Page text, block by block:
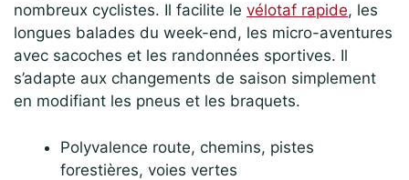
nombreux cyclistes. Il facilite le vélotaf rapide, les
longues balades du week-end, les micro-aventures
avec sacoches et les randonnées sportives. Il
s’adapte aux changements de saison simplement
en modifiant les pneus et les braquets.
Polyvalence route, chemins, pistes
forestières, voies vertes